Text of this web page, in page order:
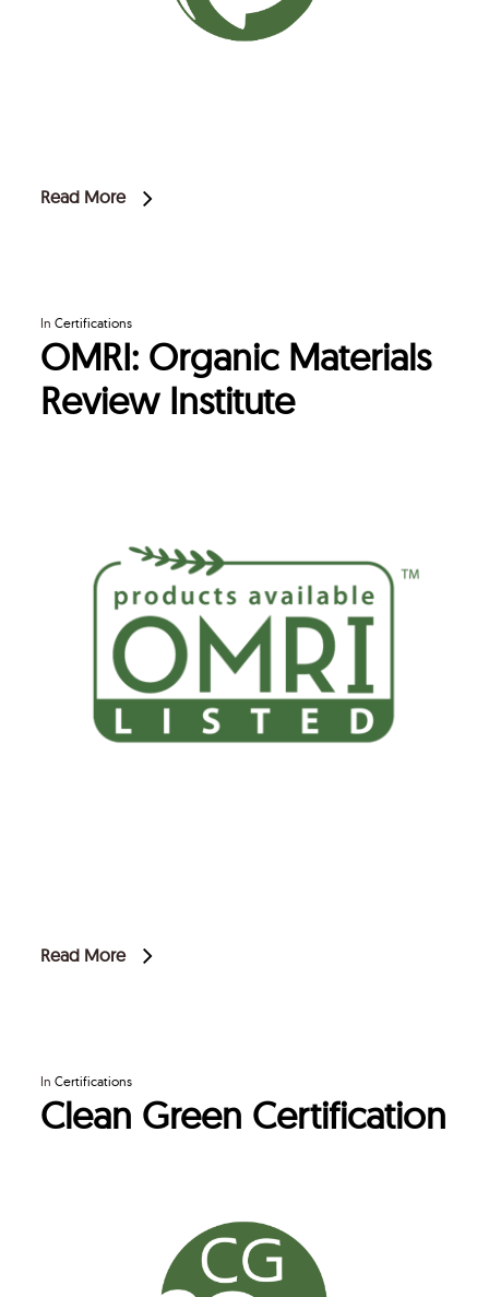
Read More
In Certifications
OMRI: Organic Materials
Review Institute
Read More
In Certifications
Clean Green Certification